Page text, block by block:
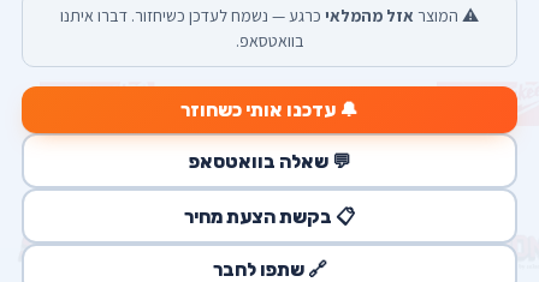
⚠️ המוצר אזל מהמלאי כרגע — נשמח לעדכן כשיחזור. דברו איתנו
בוואטסאפ.
🔔 עדכנו אותי כשחוזר
💬 שאלה בוואטסאפ
📋 בקשת הצעת מחיר
🔗 שתפו לחבר